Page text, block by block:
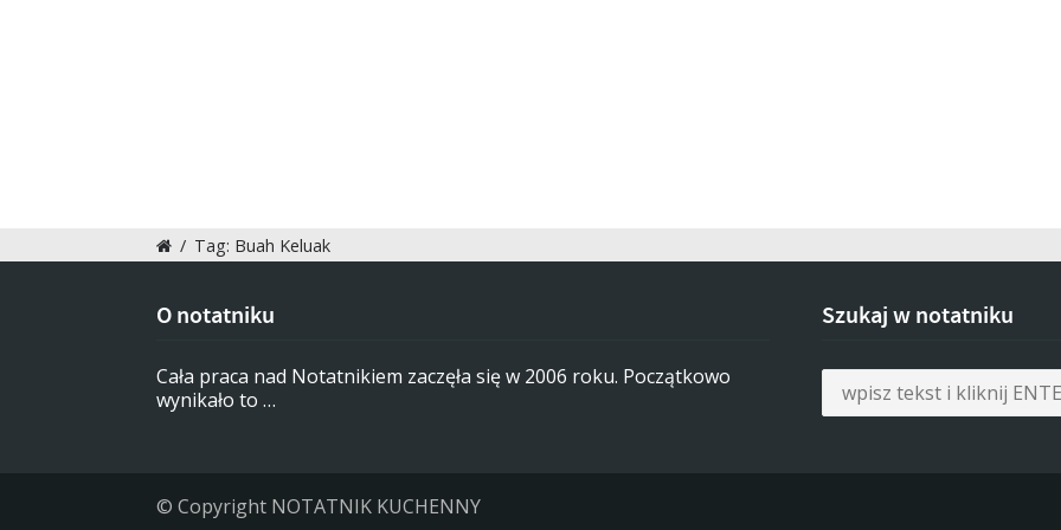
/ Tag: Buah Keluak
O notatniku
Cała praca nad Notatnikiem zaczęła się w 2006 roku. Początkowo
wynikało to …
Szukaj w notatniku
© Copyright NOTATNIK KUCHENNY